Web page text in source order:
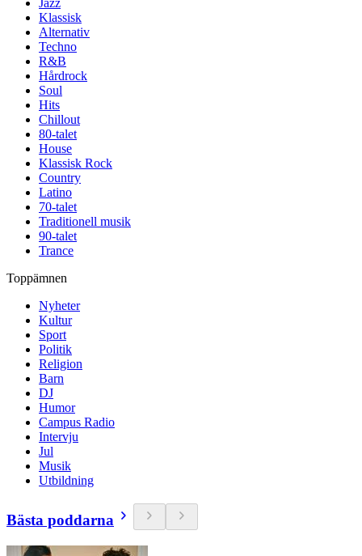
Jazz
Klassisk
Alternativ
Techno
R&B
Hårdrock
Soul
Hits
Chillout
80-talet
House
Klassisk Rock
Country
Latino
70-talet
Traditionell musik
90-talet
Trance
Toppämnen
Nyheter
Kultur
Sport
Politik
Religion
Barn
DJ
Humor
Campus Radio
Intervju
Jul
Musik
Utbildning
Bästa poddarna